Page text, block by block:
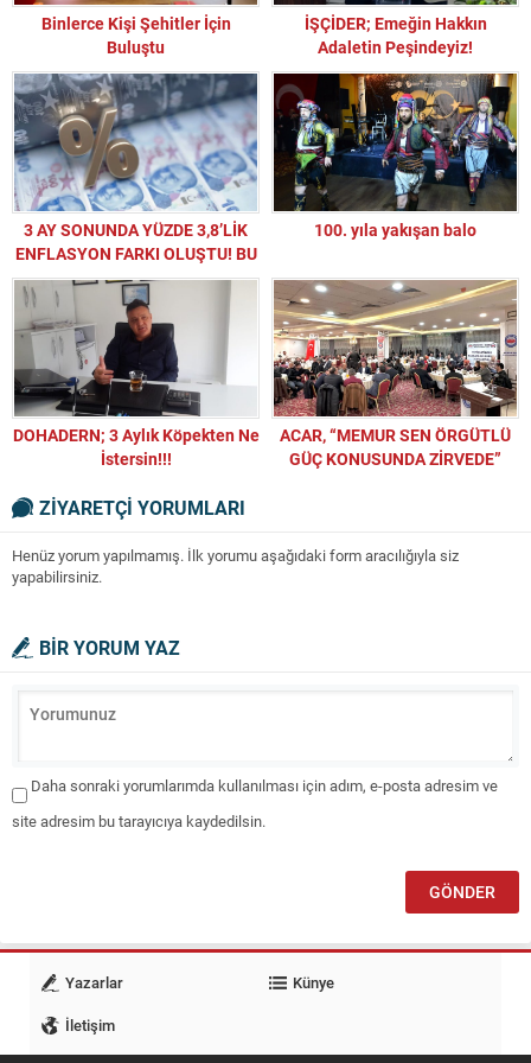
Binlerce Kişi Şehitler İçin
Buluştu
İŞÇİDER; Emeğin Hakkın
Adaletin Peşindeyiz!
3 AY SONUNDA YÜZDE 3,8’LİK
ENFLASYON FARKI OLUŞTU! BU
GİDİŞ NEREYE?
100. yıla yakışan balo
DOHADERN; 3 Aylık Köpekten Ne
İstersin!!!
ACAR, “MEMUR SEN ÖRGÜTLÜ
GÜÇ KONUSUNDA ZİRVEDE”
ZİYARETÇİ YORUMLARI
Henüz yorum yapılmamış. İlk yorumu aşağıdaki form aracılığıyla siz
yapabilirsiniz.
BİR YORUM YAZ
Daha sonraki yorumlarımda kullanılması için adım, e-posta adresim ve
site adresim bu tarayıcıya kaydedilsin.
Yazarlar
Künye
İletişim